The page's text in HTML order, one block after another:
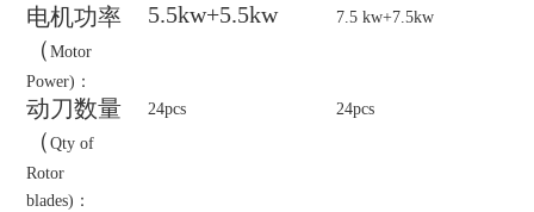
电机功率
（ Motor
Power) ：
5.5kw+5.5kw 7.5kw+7.5kw
动刀数量
（ Qty of
Rotor
blades) ：
24pcs 24pcs